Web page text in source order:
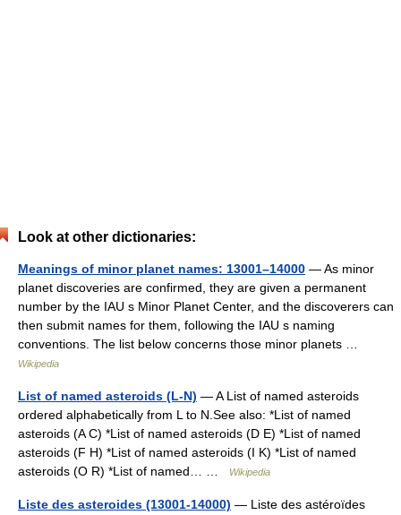
Look at other dictionaries:
Meanings of minor planet names: 13001–14000 — As minor
planet discoveries are confirmed, they are given a permanent
number by the IAU s Minor Planet Center, and the discoverers can
then submit names for them, following the IAU s naming
conventions. The list below concerns those minor planets …
Wikipedia
List of named asteroids (L-N) — A List of named asteroids
ordered alphabetically from L to N.See also: *List of named
asteroids (A C) *List of named asteroids (D E) *List of named
asteroids (F H) *List of named asteroids (I K) *List of named
asteroids (O R) *List of named… …
Wikipedia
Liste des asteroides (13001-14000) — Liste des astéroïdes